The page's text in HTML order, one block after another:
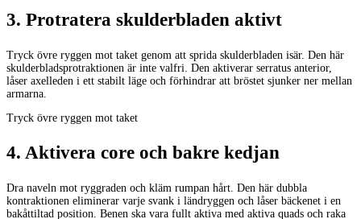
3. Protratera skulderbladen aktivt
Tryck övre ryggen mot taket genom att sprida skulderbladen isär. Den här
skulderbladsprotraktionen är inte valfri. Den aktiverar serratus anterior,
låser axelleden i ett stabilt läge och förhindrar att bröstet sjunker ner mellan
armarna.
Tryck övre ryggen mot taket
4. Aktivera core och bakre kedjan
Dra naveln mot ryggraden och kläm rumpan hårt. Den här dubbla
kontraktionen eliminerar varje svank i ländryggen och låser bäckenet i en
bakåttiltad position. Benen ska vara fullt aktiva med aktiva quads och raka